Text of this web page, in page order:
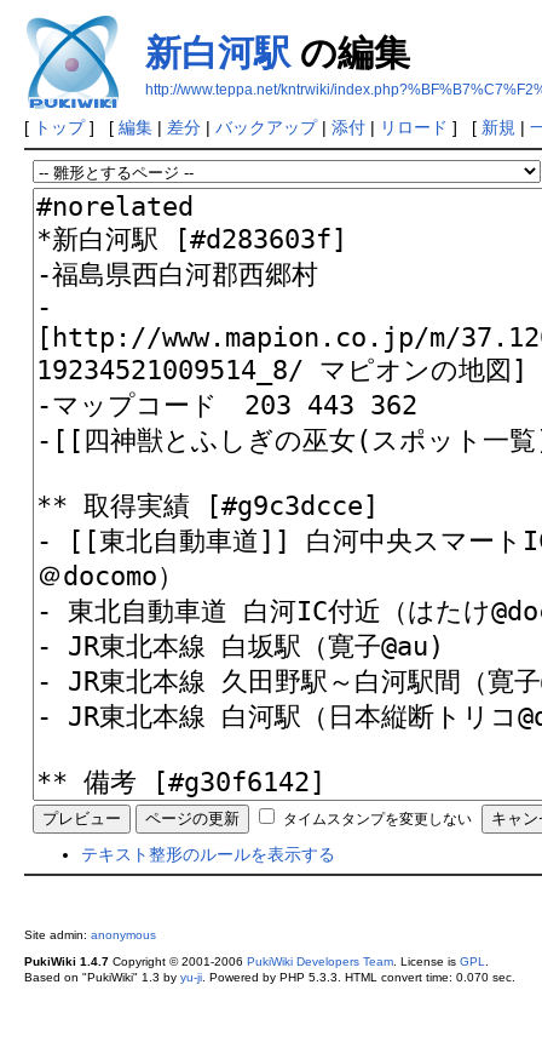
新白河駅 の編集
http://www.teppa.net/kntrwiki/
[ トップ] [ 編集| 差分| バックアップ| 添付| リロード ] [ 新規 |
タイムスタンプを変更しない
テキスト整形のルールを表示する
Site admin: anonymous
PukiWiki 1.4.7Copyright © 2001-2006 PukiWiki Developers Team. License is GPL
Based on "PukiWiki" 1.3 by yu-ji. Powered by PHP 5.3.3. HTML convert time: 0.070 sec.